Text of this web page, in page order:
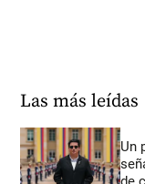
Las más leídas
Un